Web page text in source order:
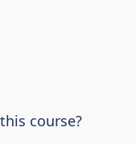
course?